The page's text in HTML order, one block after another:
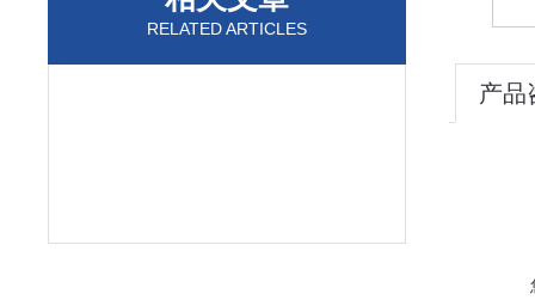
RELATED ARTICLES
产品